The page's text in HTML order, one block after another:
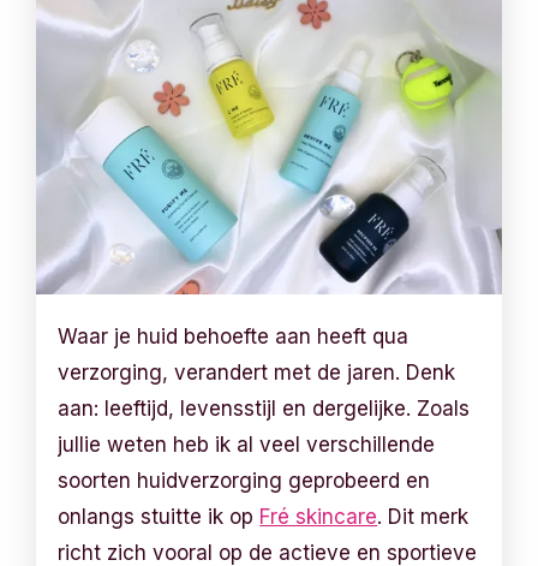
Waar je huid behoefte aan heeft qua
verzorging, verandert met de jaren. Denk
aan: leeftijd, levensstijl en dergelijke. Zoals
jullie weten heb ik al veel verschillende
soorten huidverzorging geprobeerd en
onlangs stuitte ik op Fré skincare. Dit merk
richt zich vooral op de actieve en sportieve